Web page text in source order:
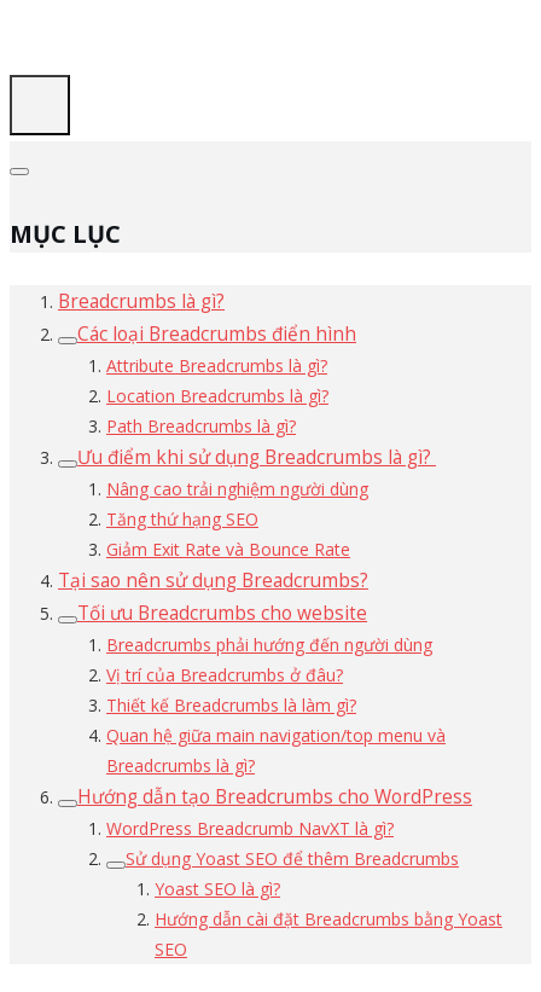
MỤC LỤC
Breadcrumbs là gì?
Các loại Breadcrumbs điển hình
Attribute Breadcrumbs là gì?
Location Breadcrumbs là gì?
Path Breadcrumbs là gì?
Ưu điểm khi sử dụng Breadcrumbs là gì?
Nâng cao trải nghiệm người dùng
Tăng thứ hạng SEO
Giảm Exit Rate và Bounce Rate
Tại sao nên sử dụng Breadcrumbs?
Tối ưu Breadcrumbs cho website
Breadcrumbs phải hướng đến người dùng
Vị trí của Breadcrumbs ở đâu?
Thiết kế Breadcrumbs là làm gì?
Quan hệ giữa main navigation/top menu và
Breadcrumbs là gì?
Hướng dẫn tạo Breadcrumbs cho WordPress
WordPress Breadcrumb NavXT là gì?
Sử dụng Yoast SEO để thêm Breadcrumbs
Yoast SEO là gì?
Hướng dẫn cài đặt Breadcrumbs bằng Yoast
SEO